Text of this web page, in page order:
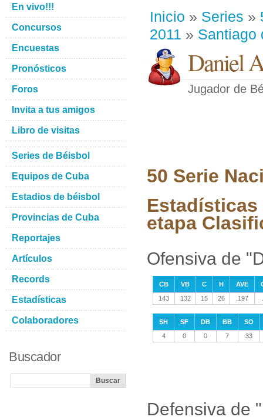
Inicio » Series »
2011 » Santiago
Daniel
Jugador de
50 Serie
etapa
Ofensiva de
CB VB C H AVE
143
132 15 26 .197
SH SF DB BB
SO
4
0 0 7 33
Defensiva de
En vivo!!!
Concursos
Encuestas
Pronósticos
Foros
Invita a tus amigos
Libro de visitas
Series de Béisbol
Equipos de Cuba
Estadios de béisbol
Provincias de Cuba
Reportajes
Artículos
Records
Estadísticas
Colaboradores
Buscador